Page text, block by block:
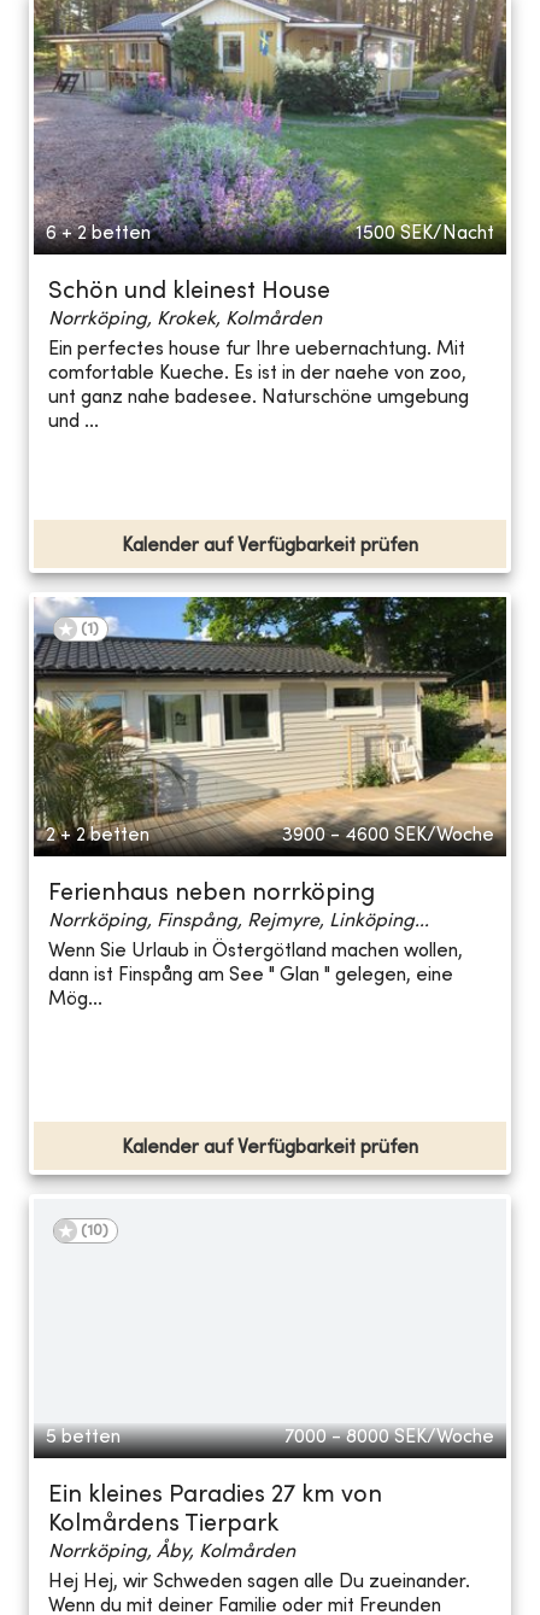
6 + 2 betten 1500 SEK/Nacht
Schön und kleinest House
Norrköping, Krokek, Kolmården
Ein perfectes house fur Ihre uebernachtung. Mit
comfortable Kueche. Es ist in der naehe von zoo,
unt ganz nahe badesee. Naturschöne umgebung
und ...
Kalender auf Verfügbarkeit prüfen
(1 )
2 + 2 betten 3900 - 4600 SEK/Woche
Ferienhaus neben norrköping
Norrköping, Finspång, Rejmyre, Linköping...
Wenn Sie Urlaub in Östergötland machen wollen,
dann ist Finspång am See " Glan " gelegen, eine
Mög...
Kalender auf Verfügbarkeit prüfen
(10)
5 betten 7000 - 8000 SEK/Woche
Ein kleines Paradies 27 km von
Kolmårdens Tierpark
Norrköping, Åby, Kolmården
Hej Hej, wir Schweden sagen alle Du zueinander.
Wenn du mit deiner Familie oder mit Freunden